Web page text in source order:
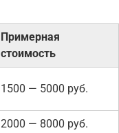
Примерная
стоимость
1500 — 5000 руб.
2000 — 8000 руб.